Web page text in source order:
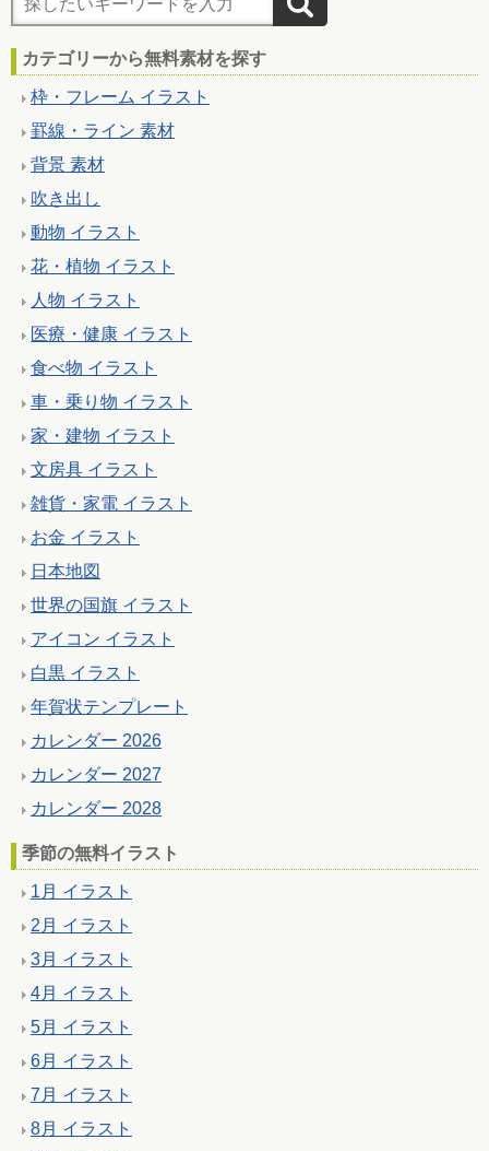
カテゴリーから無料素材を探す
枠・フレーム イラスト
罫線・ライン 素材
背景 素材
吹き出し
動物 イラスト
花・植物 イラスト
人物 イラスト
医療・健康 イラスト
食べ物 イラスト
車・乗り物 イラスト
家・建物 イラスト
文房具 イラスト
雑貨・家電 イラスト
お金 イラスト
日本地図
世界の国旗 イラスト
アイコン イラスト
白黒 イラスト
年賀状テンプレート
カレンダー 2026
カレンダー 2027
カレンダー 2028
季節の無料イラスト
1月 イラスト
2月 イラスト
3月 イラスト
4月 イラスト
5月 イラスト
6月 イラスト
7月 イラスト
8月 イラスト